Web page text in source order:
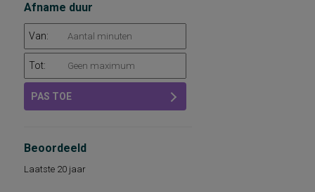
Afname duur
Van:
Tot:
PAS TOE
Beoordeeld
Laatste 20 jaar